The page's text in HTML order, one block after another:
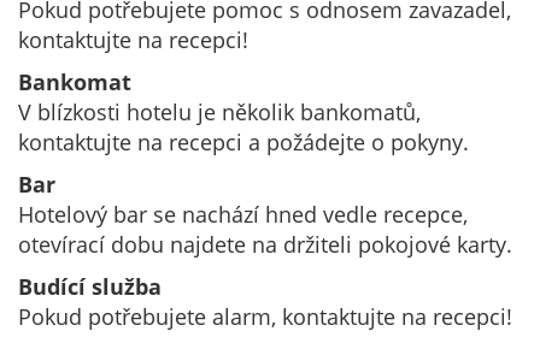
Pokud potřebujete pomoc s odnosem zavazadel,
kontaktujte na recepci!
Bankomat
V blízkosti hotelu je několik bankomatů,
kontaktujte na recepci a požádejte o pokyny.
Bar
Hotelový bar se nachází hned vedle recepce,
otevírací dobu najdete na držiteli pokojové karty.
Budící služba
Pokud potřebujete alarm, kontaktujte na recepci!